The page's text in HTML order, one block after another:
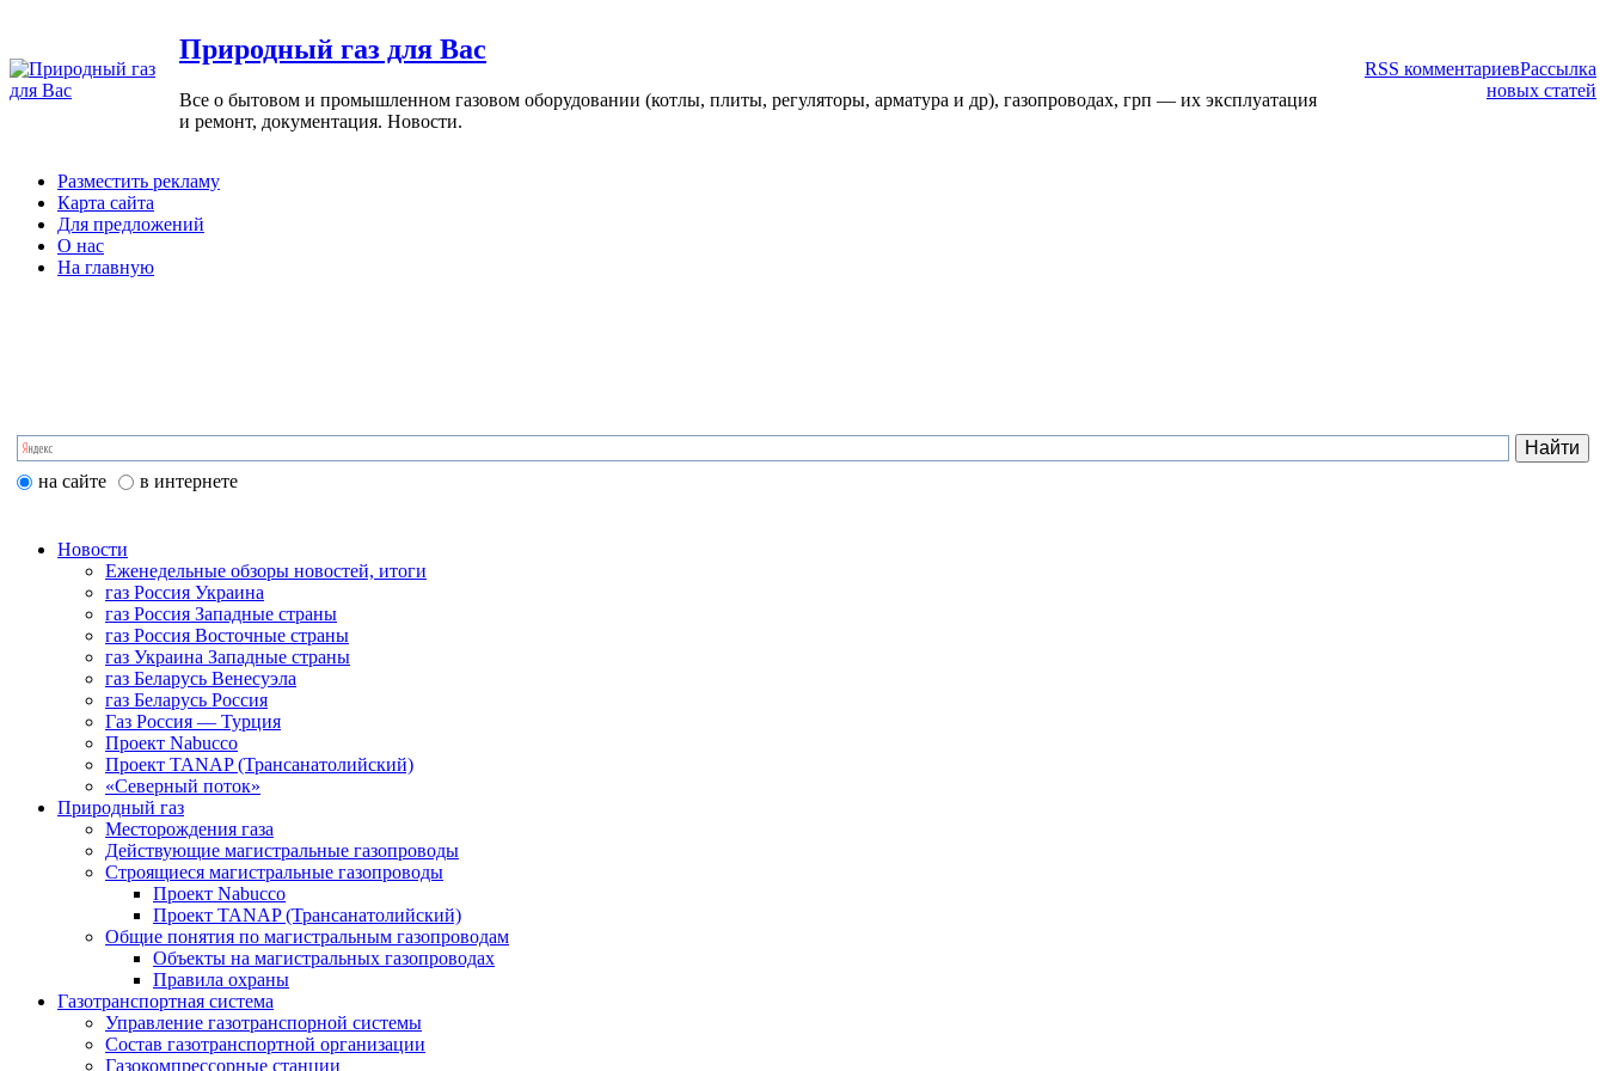
Природный газ для Вас
Все о бытовом и промышленном газовом оборудовании (котлы, плиты, регуляторы, арматура и др), газопроводах, грп — их эксплуатация
и ремонт, документация. Новости.
RSS комментариевРассылка
новых статей
Разместить рекламу
Карта сайта
Для предложений
О нас
На главную
на сайте в интернете
Новости
Еженедельные обзоры новостей, итоги
газ Россия Украина
газ Россия Западные страны
газ Россия Восточные страны
газ Украина Западные страны
газ Беларусь Венесуэла
газ Беларусь Россия
Газ Россия — Турция
Проект Nabucco
Проект TANAP (Трансанатолийский)
«Северный поток»
Природный газ
Месторождения газа
Действующие магистральные газопроводы
Строящиеся магистральные газопроводы
Проект Nabucco
Проект TANAP (Трансанатолийский)
Общие понятия по магистральным газопроводам
Объекты на магистральных газопроводах
Правила охраны
Газотранспортная система
Управление газотранспорной системы
Состав газотранспортной организации
Газокомпрессорные станции